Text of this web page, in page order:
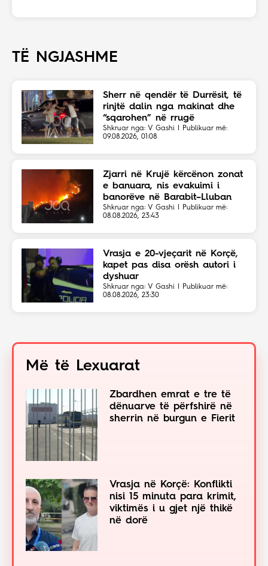
TË NGJASHME
Sherr në qendër të Durrësit, të
rinjtë dalin nga makinat dhe
“sqarohen” në rrugë
Shkruar nga: V Gashi | Publikuar më:
09.08.2026, 01:08
Zjarri në Krujë kërcënon zonat
e banuara, nis evakuimi i
banorëve në Barabit–Lluban
Shkruar nga: V Gashi | Publikuar më:
08.08.2026, 23:43
Vrasja e 20-vjeçarit në Korçë,
kapet pas disa orësh autori i
dyshuar
Shkruar nga: V Gashi | Publikuar më:
08.08.2026, 23:30
Më të Lexuarat
Zbardhen emrat e tre të
dënuarve të përfshirë në
sherrin në burgun e Fierit
Vrasja në Korçë: Konflikti
nisi 15 minuta para krimit,
viktimës i u gjet një thikë
në dorë